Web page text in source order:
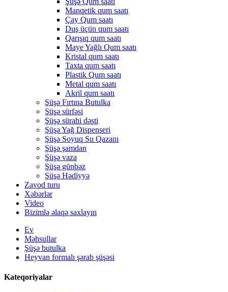
Manqetik qum saatı
Çay Qum saatı
Duş üçün qum saatı
Qarışıq qum saatı
Maye Yağlı Qum saatı
Kristal qum saatı
Taxta qum saatı
Plastik Qum saatı
Metal qum saatı
Akril qum saatı
Şüşə Fırtına Butulka
Şüşə sürfəsi
Şüşə sürahi dəsti
Şüşə Yağ Dispenseri
Şüşə Soyuq Su Qazanı
Şüşə şamdan
Şüşə vaza
Şüşə günbəz
Şüşə Hədiyyə
Zavod turu
Xəbərlər
Video
Bizimlə əlaqə saxlayın
Ev
Məhsullar
Şüşə butulka
Heyvan formalı şərab şüşəsi
Kateqoriyalar